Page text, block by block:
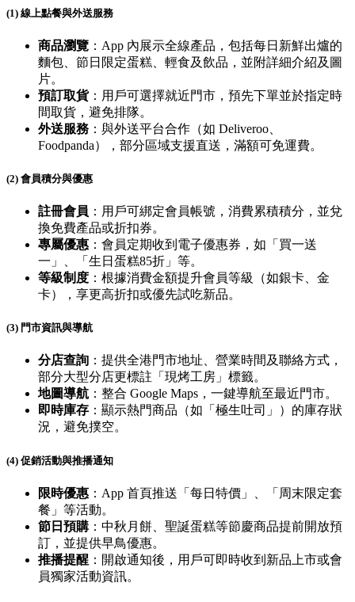
(1) 線上點餐與外送服務
商品瀏覽 ：App 內展示全線產品，包括每日新鮮出爐的
麵包、節日限定蛋糕、輕食及飲品，並附詳細介紹及圖
片。
預訂取貨：用戶可選擇就近門市，預先下單並於指定時
間取貨，避免排隊。
外送服務 ：與外送平台合作（如 Deliveroo、
Foodpanda），部分區域支援直送，滿額可免運費。
(2) 會員積分與優惠
註冊會員 ：用戶可綁定會員帳號，消費累積積分，並兌
換免費產品或折扣券。
專屬優惠 ：會員定期收到電子優惠券，如「買一送
一」、「生日蛋糕85折」等。
等級制度 ：根據消費金額提升會員等級（如銀卡、金
卡），享更高折扣或優先試吃新品。
(3) 門市資訊與導航
分店查詢 ：提供全港門市地址、營業時間及聯絡方式，
部分大型分店更標註「現烤工房」標籤。
地圖導航 ：整合 Google Maps，一鍵導航至最近門市。
即時庫存 ：顯示熱門商品（如「極生吐司」）的庫存狀
況，避免撲空。
(4) 促銷活動與推播通知
限時優惠 ：App 首頁推送「每日特價」、「周末限定套
餐」等活動。
節日預購 ：中秋月餅、聖誕蛋糕等節慶商品提前開放預
訂，並提供早鳥優惠。
推播提醒 ：開啟通知後，用戶可即時收到新品上市或會
員獨家活動資訊。